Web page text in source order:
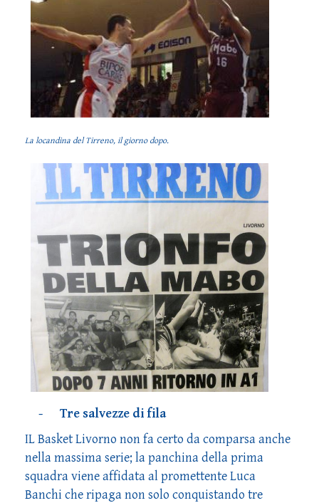
La locandina del Tirreno, il giorno dopo.
- Tre salvezze di fila
IL Basket Livorno non fa certo da comparsa anche
nella massima serie; la panchina della prima
squadra viene affidata al promettente Luca
Banchi che ripaga non solo conquistando tre